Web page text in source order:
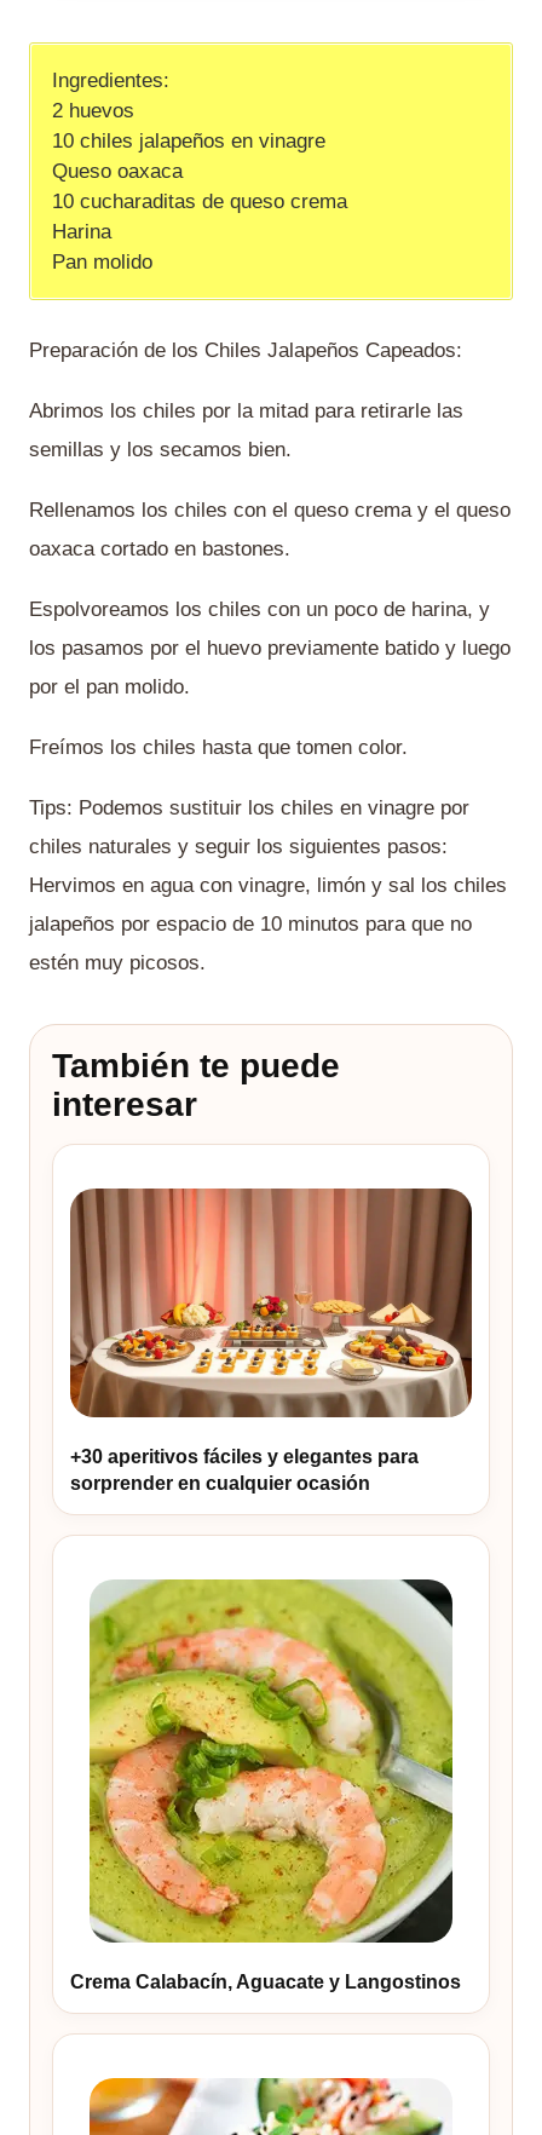
Ingredientes:
2 huevos
10 chiles jalapeños en vinagre
Queso oaxaca
10 cucharaditas de queso crema
Harina
Pan molido
Preparación de los Chiles Jalapeños Capeados:
Abrimos los chiles por la mitad para retirarle las
semillas y los secamos bien.
Rellenamos los chiles con el queso crema y el queso
oaxaca cortado en bastones.
Espolvoreamos los chiles con un poco de harina, y
los pasamos por el huevo previamente batido y luego
por el pan molido.
Freímos los chiles hasta que tomen color.
Tips: Podemos sustituir los chiles en vinagre por
chiles naturales y seguir los siguientes pasos:
Hervimos en agua con vinagre, limón y sal los chiles
jalapeños por espacio de 10 minutos para que no
estén muy picosos.
También te puede
interesar
+30 aperitivos fáciles y elegantes para
sorprender en cualquier ocasión
Crema Calabacín, Aguacate y Langostinos